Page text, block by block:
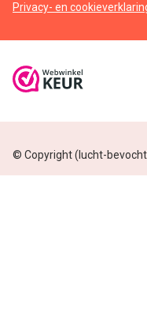
Privacy- en
© Copyright (lucht-